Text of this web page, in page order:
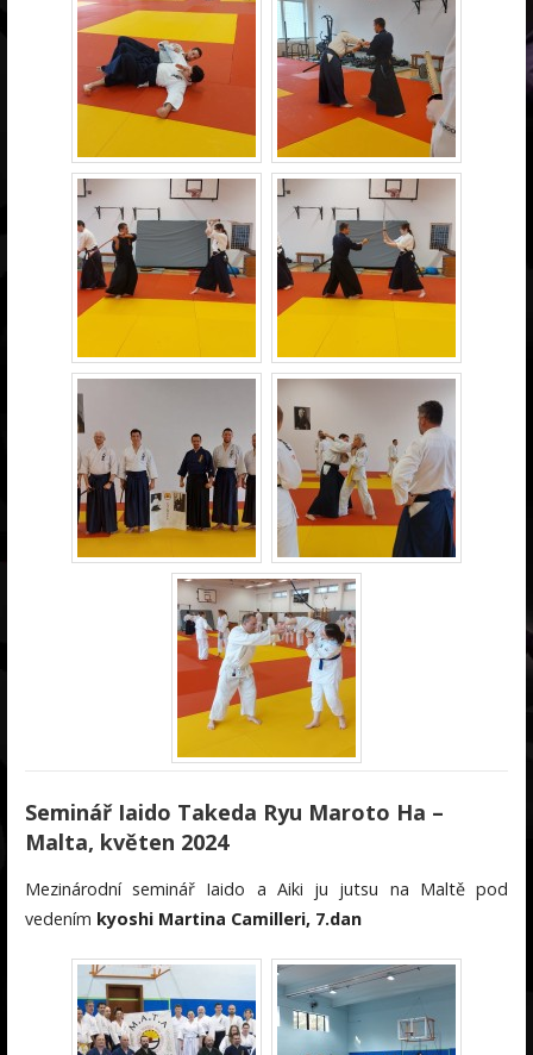
Seminář Iaido Takeda Ryu Maroto Ha –
Malta, květen 2024
Mezinárodní seminář Iaido a Aiki ju jutsu na Maltě pod
vedením kyoshi Martina Camilleri, 7.dan